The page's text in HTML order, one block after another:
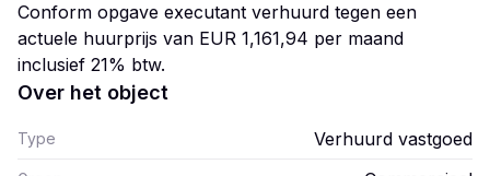
Conform opgave executant verhuurd tegen een
actuele huurprijs van EUR 1,161,94 per maand
inclusief 21% btw.
Over het object
Type Verhuurd vastgoed